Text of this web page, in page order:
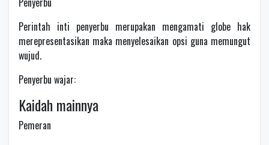
Perintah inti penyerbu merupakan mengamati globe hak
merepresentasikan maka menyelesaikan opsi guna memungut
wujud.
Penyerbu wajar:
Kaidah mainnya
Pemeran